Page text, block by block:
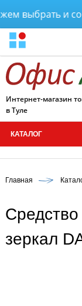
выбрать и
Интернет-магазин
в Туле
КАТАЛОГ
Главная
зеркал